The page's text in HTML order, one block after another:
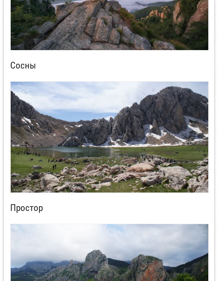
Сосны
Простор